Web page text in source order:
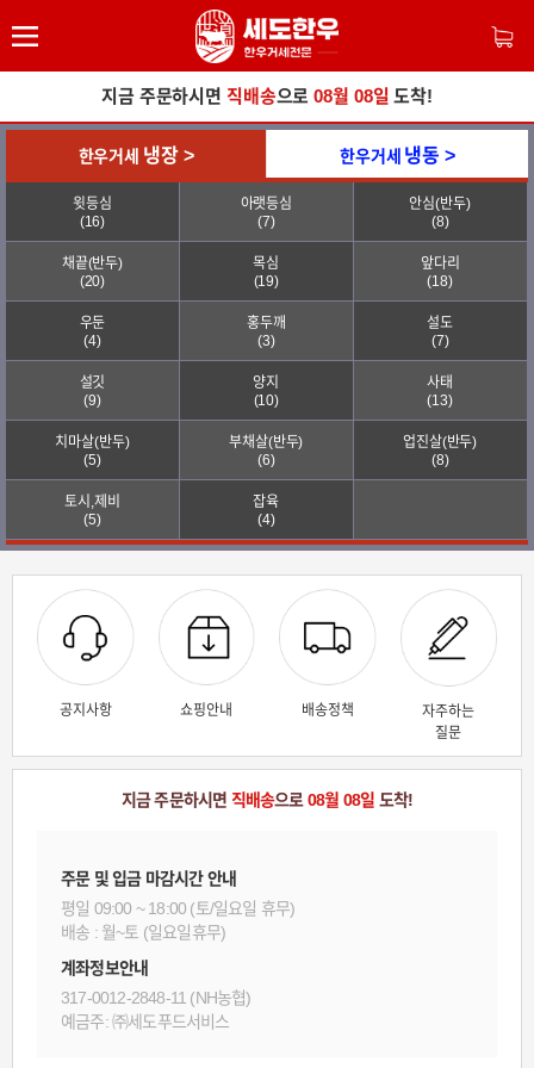
지금 주문하시면 직배송으로08월 08일 도착!
한우거세 냉장 > 한우거세 냉동 >
윗등심
(16)
아랫등심
(7)
안심(반두)
(8)
채끝(반두)
(20)
목심
(19)
앞다리
(18)
우둔
(4)
홍두깨
(3)
설도
(7)
설깃
(9)
양지
(10)
사태
(13)
치마살(반두)
(5)
부채살(반두)
(6)
업진살(반두)
(8)
토시,제비
(5)
잡육
(4)
공지사항 쇼핑안내 배송정책
자주하는
질문
지금 주문하시면 직배송으로 08월 08일 도착!
주문 및 입금 마감시간 안내
평일 09:00 ~ 18:00 (토/일요일 휴무)
배송 : 월~토 (일요일휴무)
계좌정보안내
317-0012-2848-11 (NH농협)
예금주: ㈜세도푸드서비스